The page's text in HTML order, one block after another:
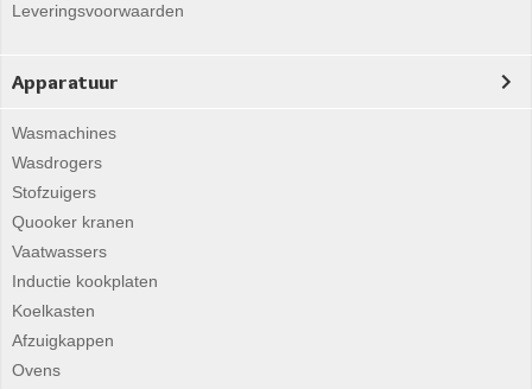
Leveringsvoorwaarden
Apparatuur
Wasmachines
Wasdrogers
Stofzuigers
Quooker kranen
Vaatwassers
Inductie kookplaten
Koelkasten
Afzuigkappen
Ovens